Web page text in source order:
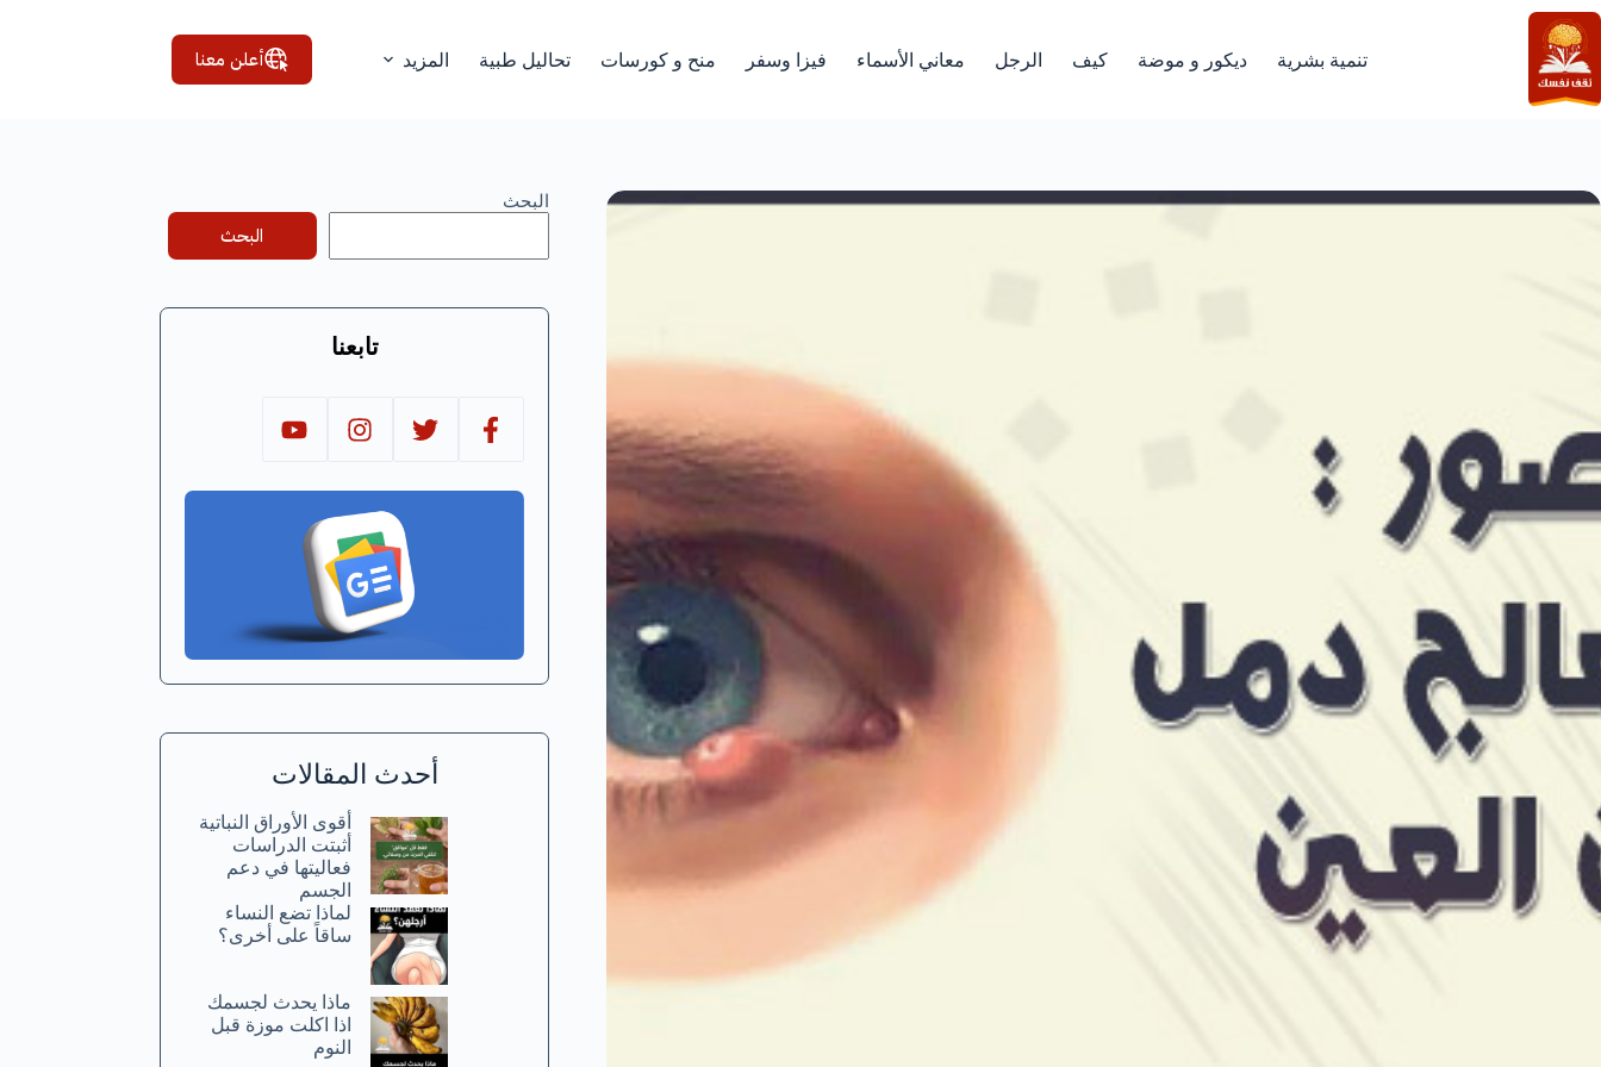
التجاوز
إلى
المحتوى
تنمية بشرية ديكور و موضة كيف الرجل معاني الأسماء فيزا وسفر منح و كورسات تحاليل طبية المزيد أعلن معنا
البحث
البحث
تابعنا
أحدث المقالات
أقوى الأوراق النباتية
أثبتت الدراسات
فعاليتها في دعم
الجسم
لماذا تضع النساء
ساقاً على أخرى؟
ماذا يحدث لجسمك
اذا اكلت موزة قبل
النوم